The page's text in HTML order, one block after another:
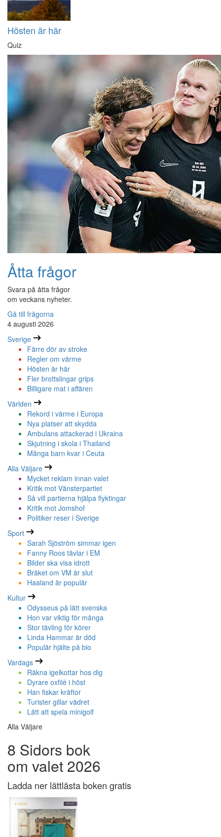
Hösten är här
Quiz
Åtta frågor
Svara på åtta frågor
om veckans nyheter.
Gå till frågorna
4 augusti 2026
Sverige
Färre dör av stroke
Regler om värme
Hösten är här
Fler brottslingar grips
Billigare mat i affären
Världen
Rekord i värme i Europa
Nya platser att skydda
Ambulans attackerad i Ukraina
Skjutning i skola i Thailand
Många barn kvar i Ceuta
Alla Väljare
Mycket reklam innan valet
Kritik mot Vänsterpartiet
Så vill partierna hjälpa flyktingar
Kritik mot Jomshof
Politiker reser i Sverige
Sport
Sarah Sjöström simmar igen
Fanny Roos tävlar i EM
Bilder ska visa idrott
Bråket om VM är slut
Haaland är populär
Kultur
Odysseus på lätt svenska
Hon var viktig för många
Stor tävling för körer
Linda Hammar är död
Populär hjälte på bio
Vardags
Räkna igelkottar hos dig
Dyrare oxfilé i höst
Han fiskar kräftor
Turister gillar vädret
Lätt att spela minigolf
Alla Väljare
8 Sidors bok
om valet 2026
Ladda ner lättlästa boken gratis